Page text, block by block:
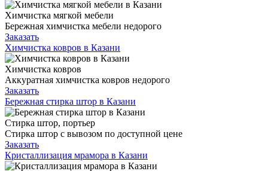
Химчистка мягкой мебели
Бережная химчистка мебели недорого
Заказать
Химчистка ковров в Казани
Химчистка ковров
Аккуратная химчистка ковров недорого
Заказать
Бережная стирка штор в Казани
Стирка штор, портьер
Стирка штор с вывозом по доступной цене
Заказать
Кристаллизация мрамора в Казани